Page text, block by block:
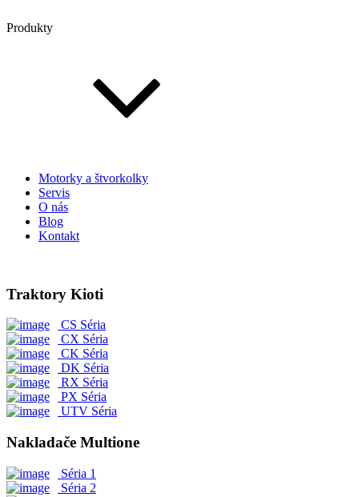
Produkty
Motorky a štvorkolky
Servis
O nás
Blog
Kontakt
Traktory Kioti
CS Séria
CX Séria
CK Séria
DK Séria
RX Séria
PX Séria
UTV Séria
Nakladače Multione
Séria 1
Séria 2